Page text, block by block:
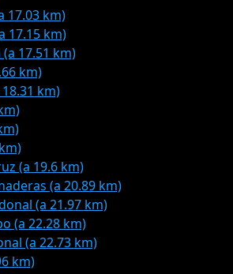
17.03 km)
17.15 km)
17.51 km)
km)
km)
(a 19.6 km)
(a 20.89 km)
(a 21.97 km)
(a 22.28 km)
(a 22.73 km)
km)